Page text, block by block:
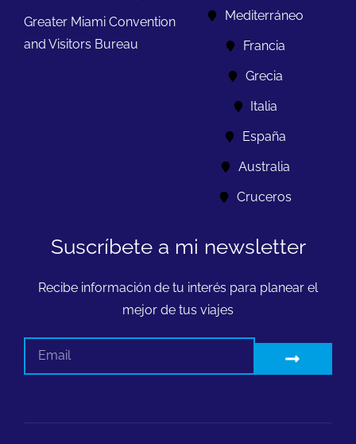
Greater Miami Convention
and Visitors Bureau
Mediterráneo
Francia
Grecia
Italia
España
Australia
Cruceros
Suscríbete a mi newsletter
Recibe información de tu interés para planear el
mejor de tus viajes